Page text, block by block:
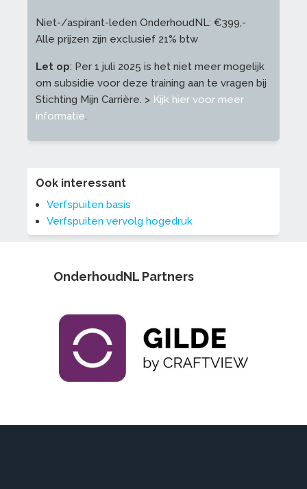
Niet-/aspirant-leden OnderhoudNL: €399,-
Alle prijzen zijn exclusief 21% btw
Let op: Per 1 juli 2025 is het niet meer mogelijk
om subsidie voor deze training aan te vragen bij
Stichting Mijn Carrière. > Kijk hier voor meer
informatie.
Ook interessant
Verfspuiten basis
Verfspuiten vervolg hogedruk
OnderhoudNL Partners